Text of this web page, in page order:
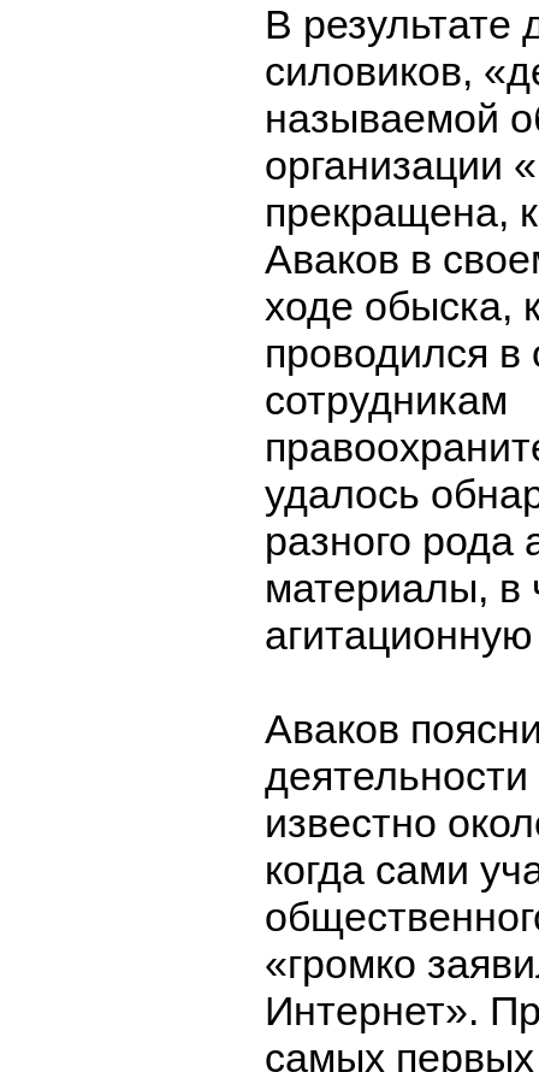
В результате
силовиков,
называемой
организации
прекращена,
Аваков в
ходе обыска,
проводился
сотрудникам
удалось
разного рода
материалы, в
Аваков
известно
когда сами
«громко
Интернет».
самых первых